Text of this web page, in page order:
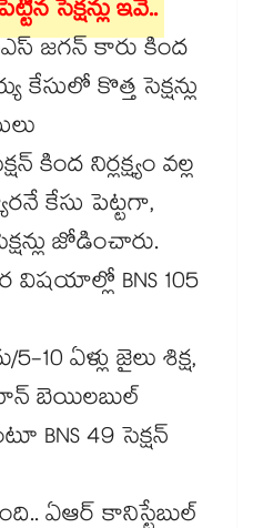
సెక్షన్లు ఇవే..
జగన్ కారు కింద
కొత్త సెక్షన్లు
కింద నిర్లక్ష్యం వల్ల
కేసు పెట్టగా,
జోడించారు.
విషయాల్లో BNS 105
ఏళ్లు జైలు శిక్ష,
బెయిలబుల్
BNS 49 సెక్షన్
ఏఆర్ కానిస్టేబుల్